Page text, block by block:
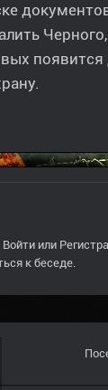
появится
Войти или
к беседе.